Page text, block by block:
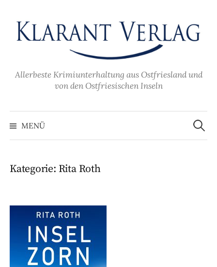
Inhalt
überspringen
Allerbeste Krimiunterhaltung aus Ostfriesland und
von den Ostfriesischen Inseln
MENÜ
Suche
nach:
Kategorie: Rita Roth